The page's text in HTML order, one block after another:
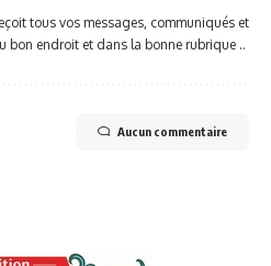
tous vos messages, communiqués et
bon endroit et dans la bonne rubrique ..
Aucun commentaire